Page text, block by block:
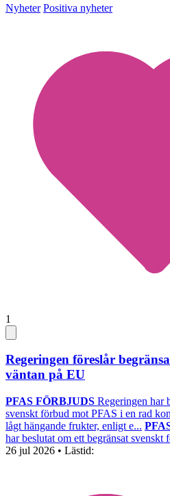
Nyheter Positiva nyheter
1
Regeringen föreslår
väntan på EU
PFAS FÖRBJUDS Regeringen har
svenskt förbud mot PFAS i en rad
lågt hängande frukter, enligt e...
har beslutat om ett begränsat
26 jul 2026 • Lästid: